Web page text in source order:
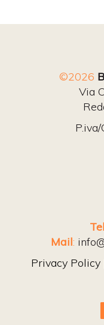
©2026
Via
Tel
Mail:
Privacy Policy